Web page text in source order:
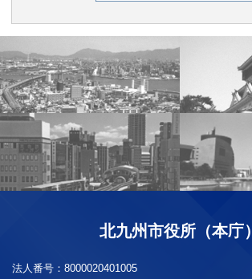
北九州市役所（本庁）
法人番号： 8000020401005